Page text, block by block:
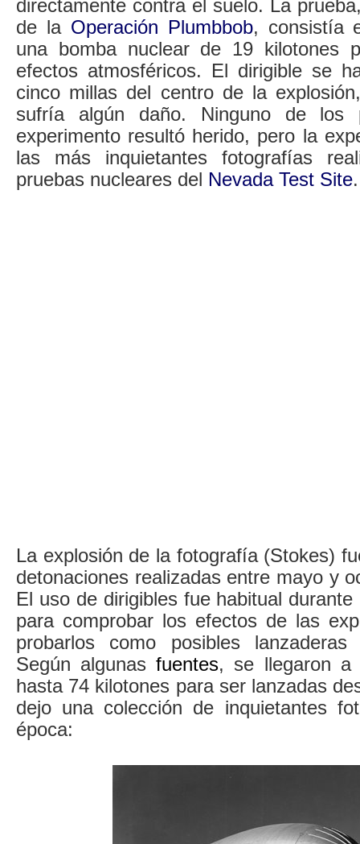
directamente contra el suelo. La
de la Operación Plumbbob, consistía
una bomba nuclear de 19 kilotones
efectos atmosféricos. El dirigible se
cinco millas del centro de la
sufría algún daño. Ninguno de los
experimento resultó herido, pero la
las más inquietantes fotografías
pruebas nucleares del Nevada Test Site
La explosión de la fotografía (Stokes)
detonaciones realizadas entre mayo y
El uso de dirigibles fue habitual
para comprobar los efectos de las
probarlos como posibles
Según algunasfuentes, se llegaron a
hasta 74 kilotones para ser lanzadas
dejo una colección de inquietantes
época: